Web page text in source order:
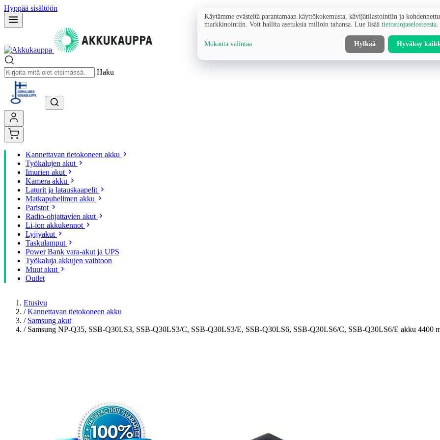
Hyppää sisältöön
Haku
Kannettavan tietokoneen akku
Työkalujen akut
Imurien akut
Kamera akku
Laturit ja latauskaapelit
Matkapuhelimen akku
Paristot
Radio-ohjattavien akut
Li-ion akkukennot
Lyijyakut
Taskulamput
Power Bank vara-akut ja UPS
Työkaluja akkujen vaihtoon
Muut akut
Outlet
Etusivu
/ Kannettavan tietokoneen akku
/ Samsung akut
/ Samsung NP-Q35, SSB-Q30LS3, SSB-Q30LS3/C, SSB-Q30LS3/E, SSB-Q30LS6, SSB-Q30LS6/C, SSB-Q30LS6/E akku 4400
Käytämme evästeitä parantamaan käyttökokemusta, kävijätilastointiin ja
markkinointiin. Voit hallita asetuksia milloin tahansa. Lue lisää tietosuojaselosteesta
Mukauta valintaa Hylkää Hyväksy